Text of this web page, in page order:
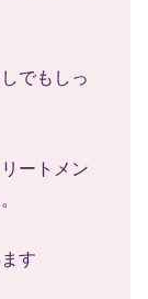
でもしっ
ートメン
す